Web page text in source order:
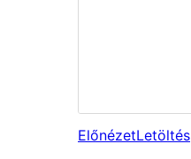
ElőnézetLetöltés